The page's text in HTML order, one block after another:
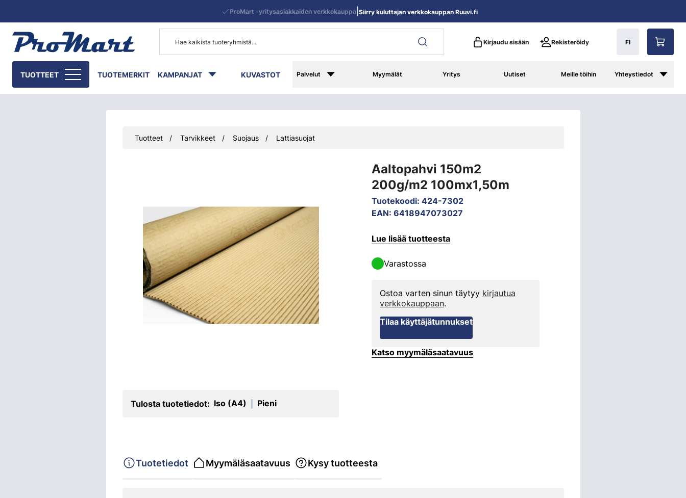
Kirjaudu sisään Rekisteröidy FI
TUOTTEET TUOTEMERKIT KAMPANJAT KUVASTOT Palvelut Myymälät Yritys Uutiset Meille töihin Yhteystiedot
ProMart -yritysasiakkaiden verkkokauppa| Siirry kuluttajan verkkokauppan Ruuvi.fi
Tuotteet Tarvikkeet Suojaus Lattiasuojat
Aaltopahvi 150m2
200g/m2 100mx1,50m
Tuotekoodi: 424-7302
EAN: 6418947073027
Tulosta tuotetiedot: Iso (A4) Pieni
Lue lisää tuotteesta
Varastossa
Ostoa varten sinun täytyy kirjautua
verkkokauppaan.
Tilaa käyttäjätunnukset
Katso myymäläsaatavuus
Tuotetiedot Myymäläsaatavuus Kysy tuotteesta